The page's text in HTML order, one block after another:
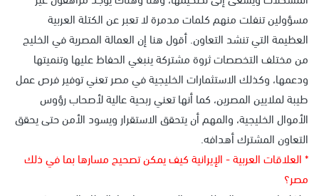
مسؤولين تنفلت منهم كلمات مدمرة لا تعبر عن الكتلة العربية
العظيمة التي تنشد التعاون. أقول هنا إن العمالة المصرية في الخليج
من مختلف التخصصات ثروة مشتركة ينبغي الحفاظ عليها وتنميتها
ودعمها، وكذلك الاستثمارات الخليجية في مصر تعني توفير فرص عمل
طيبة لملايين المصرين، كما أنها تعني ربحية عالية لأصحاب رؤوس
الأموال الخليجية، والمهم أن يتحقق الاستقرار ويسود الأمن حتى يحقق
التعاون المشترك أهدافه.
* العلاقات العربية - الإيرانية كيف يمكن تصحيح مسارها بما في ذلك
مصر؟